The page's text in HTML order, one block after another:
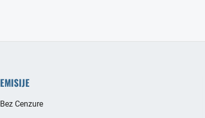
EMISIJE
Bez Cenzure